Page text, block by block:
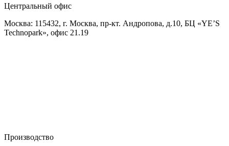
Центральный офис
Москва: 115432, г. Москва, пр-кт. Андропова, д.10, БЦ «YE’S
Technopark», офис 21.19
Производство